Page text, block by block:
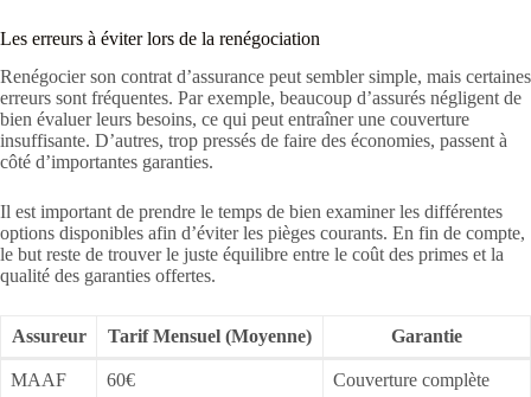
Les erreurs à éviter lors de la renégociation
Renégocier son contrat d’assurance peut sembler simple, mais certaines
erreurs sont fréquentes. Par exemple, beaucoup d’assurés négligent de
bien évaluer leurs besoins, ce qui peut entraîner une couverture
insuffisante. D’autres, trop pressés de faire des économies, passent à
côté d’importantes garanties.
Il est important de prendre le temps de bien examiner les différentes
options disponibles afin d’éviter les pièges courants. En fin de compte,
le but reste de trouver le juste équilibre entre le coût des primes et la
qualité des garanties offertes.
Assureur Tarif Mensuel (Moyenne) Garantie
MAAF 60€ Couverture complète